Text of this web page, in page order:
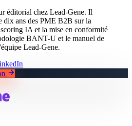
éditorial chez Lead-Gene. Il
dix ans des PME B2B sur la
IA et la mise en conformité
BANT-U et le manuel de
Lead-Gene.